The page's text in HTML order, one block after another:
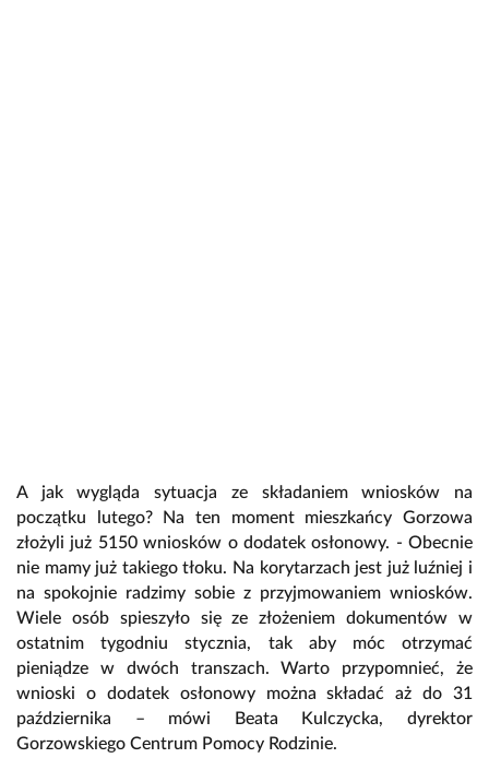
A jak wygląda sytuacja ze składaniem wniosków na
początku lutego? Na ten moment mieszkańcy Gorzowa
złożyli już 5150 wniosków o dodatek osłonowy. - Obecnie
nie mamy już takiego tłoku. Na korytarzach jest już luźniej i
na spokojnie radzimy sobie z przyjmowaniem wniosków.
Wiele osób spieszyło się ze złożeniem dokumentów w
ostatnim tygodniu stycznia, tak aby móc otrzymać
pieniądze w dwóch transzach. Warto przypomnieć, że
wnioski o dodatek osłonowy można składać aż do 31
października – mówi Beata Kulczycka, dyrektor
Gorzowskiego Centrum Pomocy Rodzinie.